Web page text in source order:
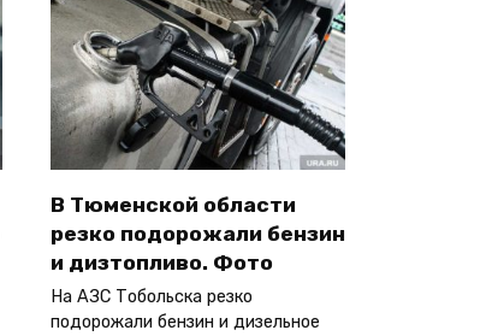
В Тюменской области
резко подорожали бензин
и дизтопливо. Фото
На АЗС Тобольска резко
подорожали бензин и дизельное